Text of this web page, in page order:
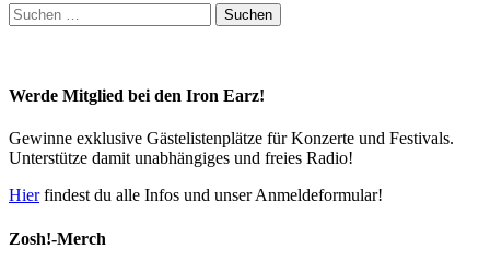
Suchen
nach:
Werde Mitglied bei den Iron Earz!
Gewinne exklusive Gästelistenplätze für Konzerte und Festivals.
Unterstütze damit unabhängiges und freies Radio!
Hierfindest du alle Infos und unser Anmeldeformular!
Zosh!-Merch